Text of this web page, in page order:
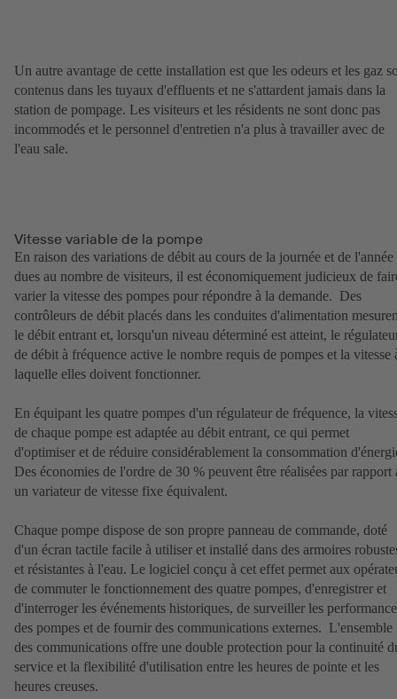
Un autre avantage de cette installation est que les odeurs et les gaz
contenus dans les tuyaux d'effluents et ne s'attardent jamais dans la
station de pompage. Les visiteurs et les résidents ne sont donc pas
incommodés et le personnel d'entretien n'a plus à travailler avec de
l'eau sale.
Vitesse variable de la pompe
En raison des variations de débit au cours de la journée et de l'année
dues au nombre de visiteurs, il est économiquement judicieux de
varier la vitesse des pompes pour répondre à la demande. Des
contrôleurs de débit placés dans les conduites d'alimentation
le débit entrant et, lorsqu'un niveau déterminé est atteint, le
de débit à fréquence active le nombre requis de pompes et la vitesse
laquelle elles doivent fonctionner.
En équipant les quatre pompes d'un régulateur de fréquence, la
de chaque pompe est adaptée au débit entrant, ce qui permet
d'optimiser et de réduire considérablement la consommation
Des économies de l'ordre de 30 % peuvent être réalisées par rapport
un variateur de vitesse fixe équivalent.
Chaque pompe dispose de son propre panneau de commande, doté
d'un écran tactile facile à utiliser et installé dans des armoires
et résistantes à l'eau. Le logiciel conçu à cet effet permet aux
de commuter le fonctionnement des quatre pompes, d'enregistrer et
d'interroger les événements historiques, de surveiller les
des pompes et de fournir des communications externes. L'ensemble
des communications offre une double protection pour la continuité
service et la flexibilité d'utilisation entre les heures de pointe et les
heures creuses.